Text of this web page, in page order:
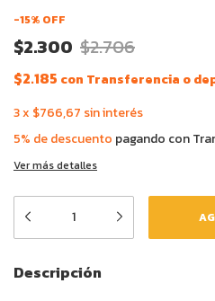
-15% OFF
$2.300 $2.706
$2.185 con Transferencia o
3x $766,67 sin interés
5% de descuento pagando con
Ver más detalles
Descripción